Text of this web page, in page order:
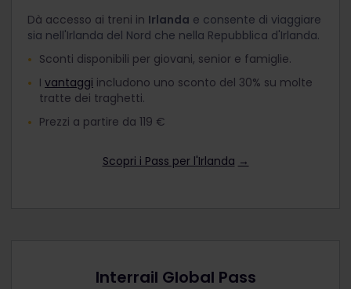
Dà accesso ai treni in Irlanda e consente di viaggiare
sia nell'Irlanda del Nord che nella Repubblica d'Irlanda.
Sconti disponibili per giovani, senior e famiglie.
I vantaggi includono uno sconto del 30% su molte
tratte dei traghetti.
Prezzi a partire da 119 €
Scopri i Pass per l'Irlanda →
Interrail Global Pass